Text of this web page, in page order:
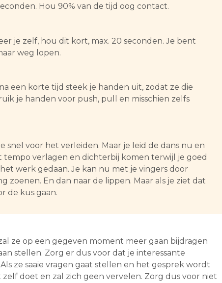
Hou 90% van de tijd oog contact.
je zelf, hou dit kort, max. 20 seconden. Je bent
weg lopen.
een korte tijd steek je handen uit, zodat ze die
je handen voor push, pull en misschien zelfs
snel voor het verleiden. Maar je leid de dans nu en
tempo verlagen en dichterbij komen terwijl je goed
werk gedaan. Je kan nu met je vingers door
zoenen. En dan naar de lippen. Maar als je ziet dat
de kus gaan.
ze op een gegeven moment meer gaan bijdragen
stellen. Zorg er dus voor dat je interessante
ze saaie vragen gaat stellen en het gesprek wordt
zelf doet en zal zich geen vervelen. Zorg dus voor niet